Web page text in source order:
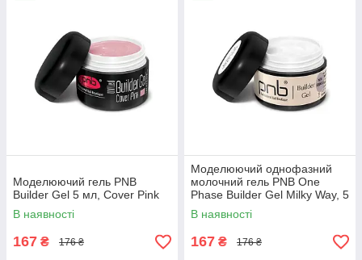
Моделюючий гель PNB
Builder Gel 5 мл, Cover Pink
В наявності
167 ₴ 176 ₴
Моделюючий однофазний
молочний гель PNB One
Phase Builder Gel Milky Way, 5
мл
В наявності
167 ₴ 176 ₴